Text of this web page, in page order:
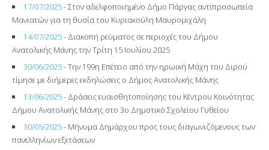
17/07/2025- Στον αδελφοποιημένο Δήμο Πάργας αντιπροσωπεία
Μανιατών για τη θυσία του Κυριακούλη Μαυρομιχάλη
14/07/2025- Διακοπή ρεύματος σε περιοχές του Δήμου
Ανατολικής Μάνης την Τρίτη 15 Ιουλίου 2025
30/06/2025- Την 199η Επέτειο από την ηρωική Μάχη του Διρού
τίμησε με διήμερες εκδηλώσεις ο Δήμος Ανατολικής Μάνης
13/06/2025- Δράσεις ευαισθητοποίησης του Κέντρου Κοινότητας
Δήμου Ανατολικής Μάνης στο 3ο Δημοτικό Σχολείου Γυθείου
30/05/2025- Μήνυμα Δημάρχου προς τους διαγωνιζόμενους των
πανελληνίων εξετάσεων